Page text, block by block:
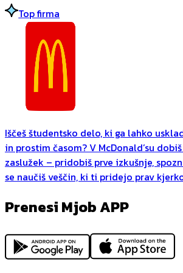
Top firma
Iščeš študentsko delo, ki ga lahko
in prostim časom? V McDonald’su
zaslužek – pridobiš prve izkušnje,
se naučiš veščin, ki ti pridejo prav
Prenesi Mjob APP